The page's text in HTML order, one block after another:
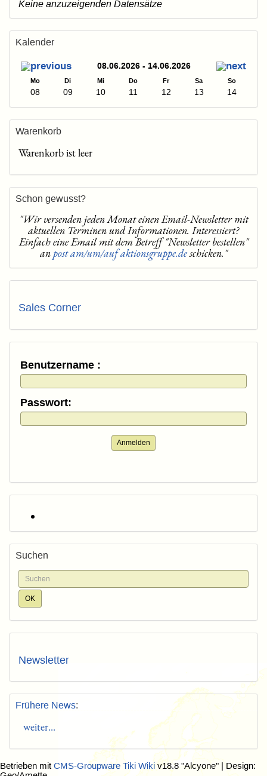
Keine anzuzeigenden Datensätze
Kalender
08.06.2026 - 14.06.2026
Mo Di Mi Do Fr Sa So
08 09 10 11 12 13 14
Warenkorb
Warenkorb ist leer
Schon gewusst?
"Wir versenden jeden Monat einen Email-Newsletter mit
aktuellen Terminen und Informationen. Interessiert?
Einfach eine Email mit dem Betreff "Newsletter bestellen"
anpost am/um/auf aktionsgruppe.deschicken."
Sales Corner
Benutzername :
Passwort:
Anmelden
Suchen
Newsletter
Frühere News:
weiter...
Betrieben mit CMS-Groupware Tiki Wiki v18.8 "Alcyone" | Design: